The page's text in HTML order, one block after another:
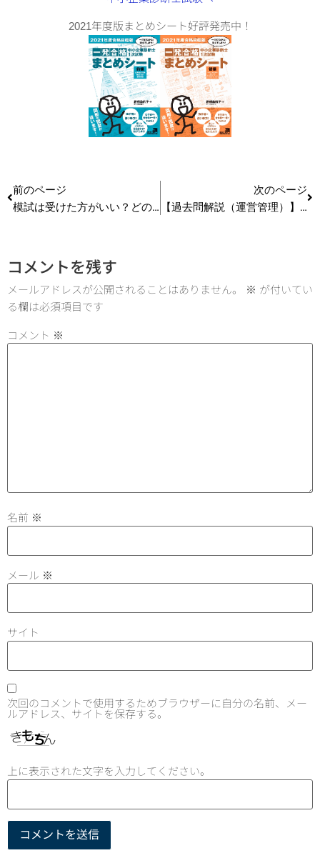
2021年度版まとめシート好評発売中！
前のページ
模試は受けた方がいい？どの模試を受けるべき？【中小企業診断士2021年度特別版】
次のページ
【過去問解説（運営管理）】R2 第19問 設備管理
コメントを残す
メールアドレスが公開されることはありません。 ※ が付いてい
る欄は必須項目です
コメント ※
名前 ※
メール ※
サイト
次回のコメントで使用するためブラウザーに自分の名前、メー
ルアドレス、サイトを保存する。
上に表示された文字を入力してください。